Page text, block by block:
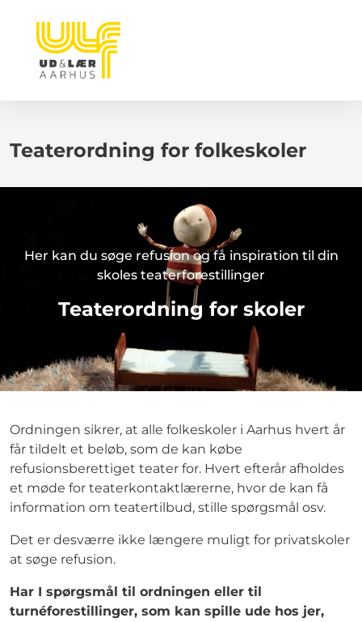
Teaterordning for folkeskoler
Her kan du søge refusion og få inspiration til din
skoles teaterforestillinger
Teaterordning for skoler
Ordningen sikrer, at alle folkeskoler i Aarhus hvert år
får tildelt et beløb, som de kan købe
refusionsberettiget teater for. Hvert efterår afholdes
et møde for teaterkontaktlærerne, hvor de kan få
information om teatertilbud, stille spørgsmål osv.
Det er desværre ikke længere muligt for privatskoler
at søge refusion.
Har I spørgsmål til ordningen eller til
turnéforestillinger, som kan spille ude hos jer,